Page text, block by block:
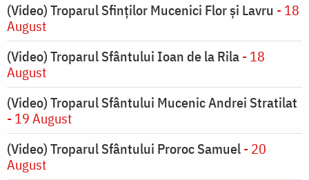
(Video) Troparul Sfinților Mucenici Flor și Lavru - 18
August
(Video) Troparul Sfântului Ioan de la Rila- 18
August
(Video) Troparul Sfântului Mucenic Andrei Stratilat
- 19 August
(Video) Troparul Sfântului Proroc Samuel- 20
August